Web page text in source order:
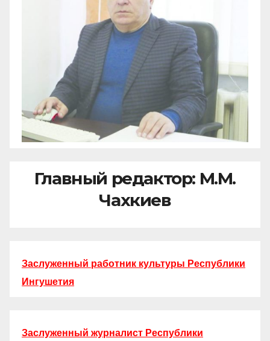
Главный редактор: М.М.
Чахкиев
Заслуженный работник культуры Республики
Ингушетия
Заслуженный журналист Республики